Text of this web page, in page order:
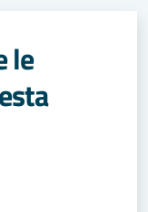
le
1 a 5 stelle